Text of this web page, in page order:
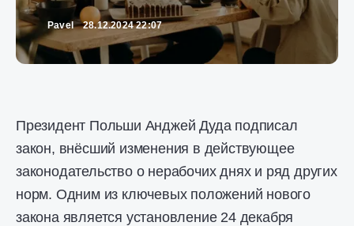
Pavel 28.12.2024 22:07
Президент Польши Анджей Дуда подписал
закон, внёсший изменения в действующее
законодательство о нерабочих днях и ряд других
норм. Одним из ключевых положений нового
закона является установление 24 декабря